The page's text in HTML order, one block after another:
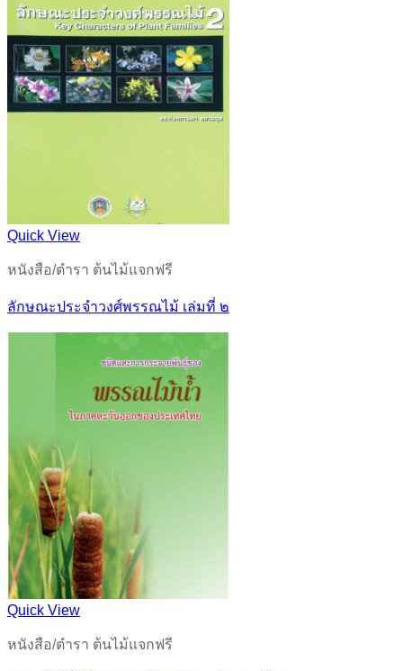
Quick View
หนังสือ/ตำรา ต้นไม้แจกฟรี
ลักษณะประจำวงศ์พรรณไม้ เล่มที่ ๒
Quick View
หนังสือ/ตำรา ต้นไม้แจกฟรี